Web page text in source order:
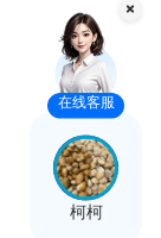
在线客服
柯柯